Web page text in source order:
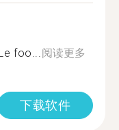
foo... 阅读更多
下载软件